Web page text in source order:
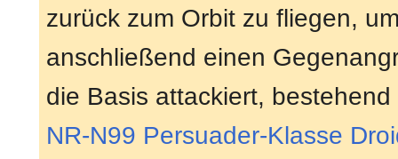
zurück zum Orbit zu fliegen,
anschließend einen
die Basis attackiert,
NR-N99 Persuader-Klasse